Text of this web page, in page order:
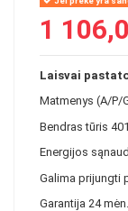
1
Laisvai
Matmenys (A/P/
Bendras tūris
Energijos
Galima prijungti
Garantija 24 mėn.